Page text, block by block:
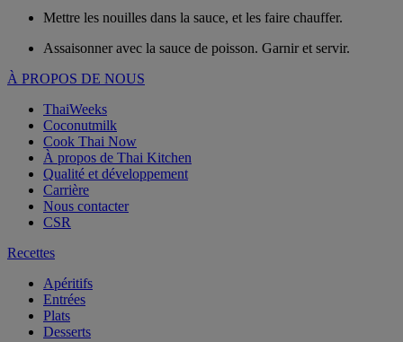
Mettre les nouilles dans la sauce, et les faire chauffer.
Assaisonner avec la sauce de poisson. Garnir et servir.
À PROPOS DE NOUS
ThaiWeeks
Coconutmilk
Cook Thai Now
À propos de Thai Kitchen
Qualité et développement
Carrière
Nous contacter
CSR
Recettes
Apéritifs
Entrées
Plats
Desserts